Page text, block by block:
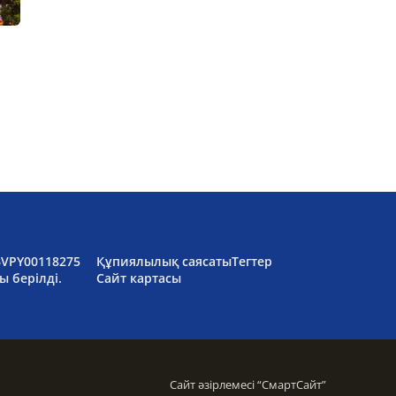
берілді.
Құпиялылық саясатыТегтер
Сайт картасы
Сайт әзірлемесі “СмартСайт”